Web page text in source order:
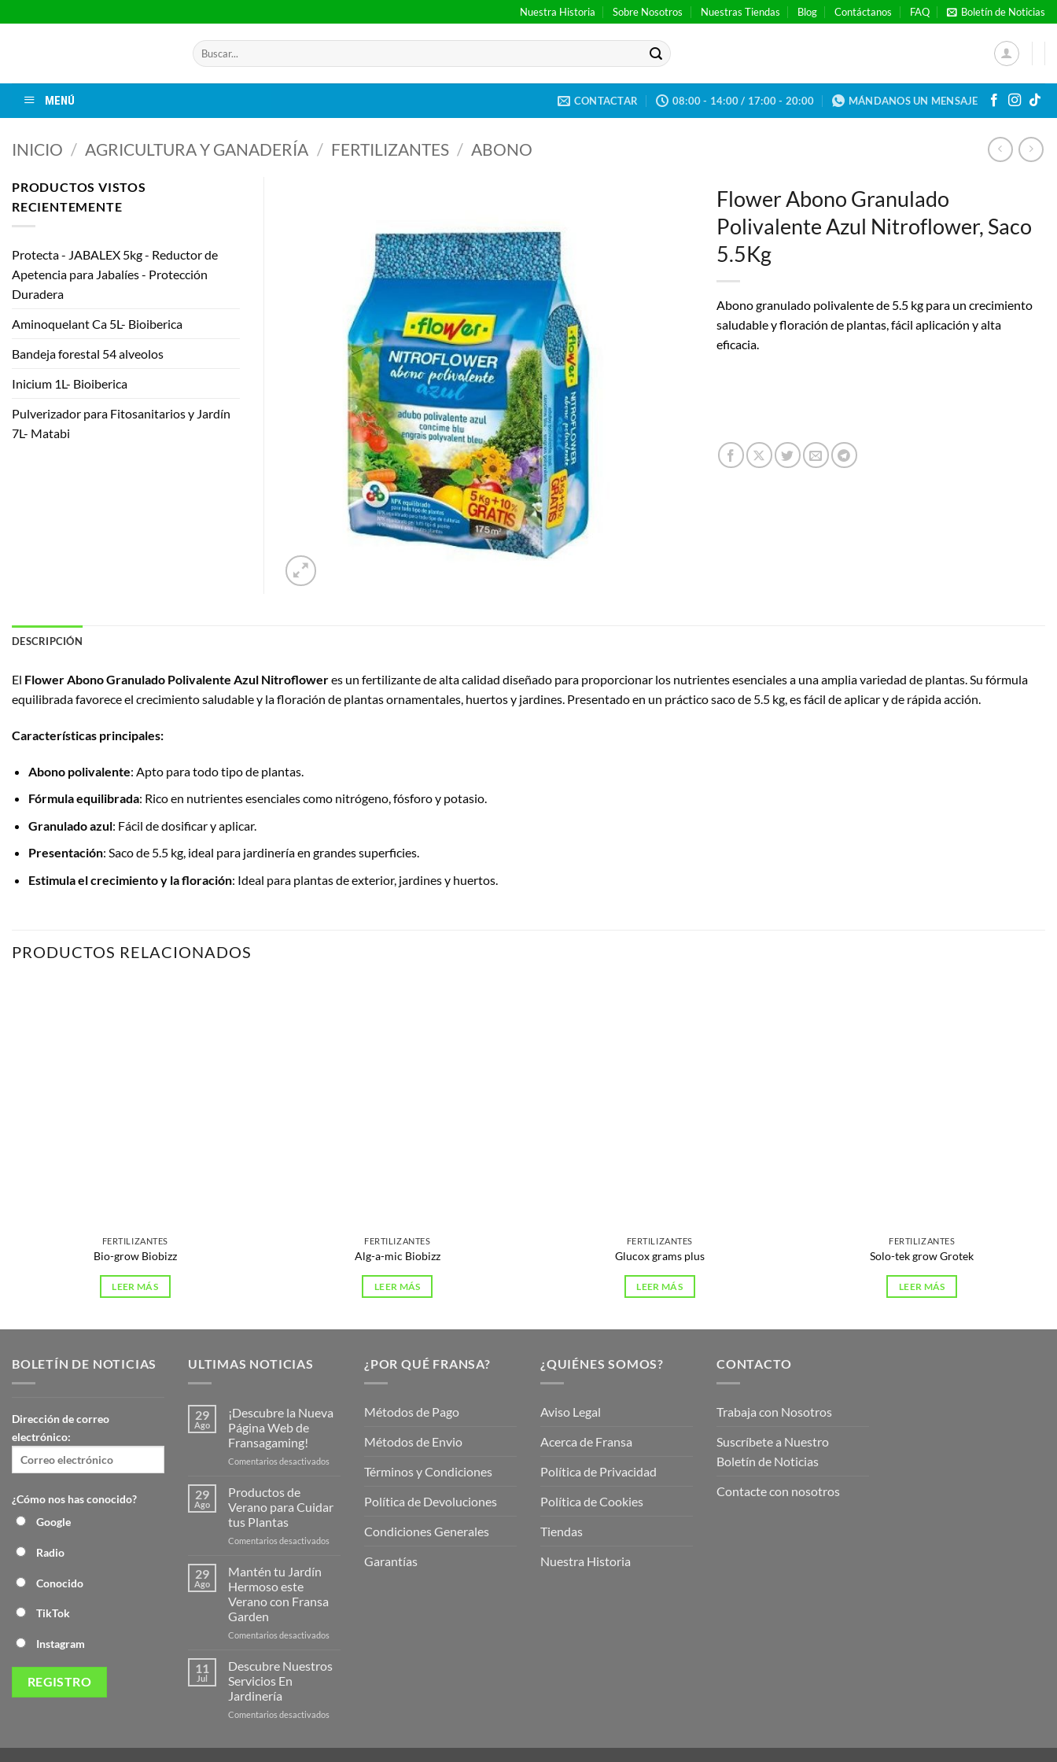
al
Nuestra Historia Sobre Nosotros Nuestras Tiendas Blog Contáctanos FAQ Boletín de Noticias
Buscar
por:
MENÚ CONTACTAR 08:00 - 14:00 / 17:00 - 20:00 MÁNDANOS UN MENSAJE
INICIO / AGRICULTURA Y GANADERÍA / FERTILIZANTES / ABONO
Flower Abono Granulado
Polivalente Azul Nitroflower, Saco
5.5Kg
Abono granulado polivalente de 5.5 kg para un crecimiento
saludable y floración de plantas, fácil aplicación y alta
eficacia.
PRODUCTOS VISTOS
RECIENTEMENTE
Protecta - JABALEX 5kg - Reductor de
Apetencia para Jabalíes - Protección
Duradera
Aminoquelant Ca 5L- Bioiberica
Bandeja forestal 54 alveolos
Inicium 1L- Bioiberica
Pulverizador para Fitosanitarios y Jardín
7L- Matabi
DESCRIPCIÓN
El Flower Abono Granulado Polivalente Azul Nitrofloweres un fertilizante de alta calidad diseñado para proporcionar los nutrientes esenciales a una amplia variedad de plantas. Su fórmula
equilibrada favorece el crecimiento saludable y la floración de plantas ornamentales, huertos y jardines. Presentado en un práctico saco de 5.5 kg, es fácil de aplicar y de rápida acción.
Características principales:
Abono polivalente: Apto para todo tipo de plantas.
Fórmula equilibrada: Rico en nutrientes esenciales como nitrógeno, fósforo y potasio.
Granulado azul: Fácil de dosificar y aplicar.
Presentación: Saco de 5.5 kg, ideal para jardinería en grandes superficies.
Estimula el crecimiento y la floración: Ideal para plantas de exterior, jardines y huertos.
PRODUCTOS RELACIONADOS
FERTILIZANTES
Bio-grow Biobizz
LEER MÁS
FERTILIZANTES
Alg-a-mic Biobizz
LEER MÁS
FERTILIZANTES
Glucox grams plus
LEER MÁS
FERTILIZANTES
Solo-tek grow Grotek
LEER MÁS
BOLETÍN DE NOTICIAS
Dirección de correo
electrónico:
¿Cómo nos has conocido?
Google
Radio
Conocido
TikTok
Instagram
ULTIMAS NOTICIAS
29
Ago
¡Descubre la Nueva
Página Web de
Fransagaming!
Comentarios desactivados
Página
29
Ago
Productos de
Verano para Cuidar
tus Plantas
Comentarios desactivados
29
Ago
Mantén tu Jardín
Hermoso este
Verano con Fransa
Garden
Comentarios desactivados
Jardín
11
Jul
Descubre Nuestros
Servicios En
Jardinería
Comentarios desactivados
¿POR QUÉ FRANSA?
Métodos de Pago
Métodos de Envio
Términos y Condiciones
Política de Devoluciones
Condiciones Generales
Garantías
¿QUIÉNES SOMOS?
Aviso Legal
Acerca de Fransa
Política de Privacidad
Política de Cookies
Tiendas
Nuestra Historia
CONTACTO
Trabaja con Nosotros
Suscríbete a Nuestro
Boletín de Noticias
Contacte con nosotros